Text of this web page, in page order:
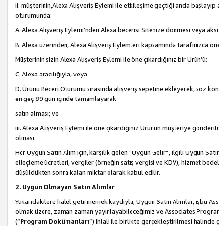
ii. müşterinin,Alexa Alışveriş Eylemi ile etkileşime geçtiği anda
oturumunda:
A. Alexa Alışveriş Eylemi'nden Alexa becerisi Sitenize dönmesi veya
B. Alexa üzerinden, Alexa Alışveriş Eylemleri kapsamında tarafınızca
Müşterinin sizin Alexa Alışveriş Eylemi ile öne çıkardığınız bir Ürün’ü:
C. Alexa aracılığıyla, veya
D. Ürünü Beceri Oturumu sırasında alışveriş sepetine ekleyerek, söz
en geç 89 gün içinde tamamlayarak
satın alması; ve
iii. Alexa Alışveriş Eylemi ile öne çıkardığınız Ürünün müşteriye
olması.
Her Uygun Satın Alım için, karşılık gelen “Uygun Gelir”, ilgili Uygun
elleçleme ücretleri, vergiler (örneğin satış vergisi ve KDV), hizmet
düşüldükten sonra kalan miktar olarak kabul edilir.
2. Uygun Olmayan Satın Alımlar
Yukarıdakilere halel getirmemek kaydıyla, Uygun Satın Alımlar, işbu
olmak üzere, zaman zaman yayınlayabileceğimiz ve Associates
(“Program Dokümanları”) ihlali ile birlikte gerçekleştirilmesi halinde